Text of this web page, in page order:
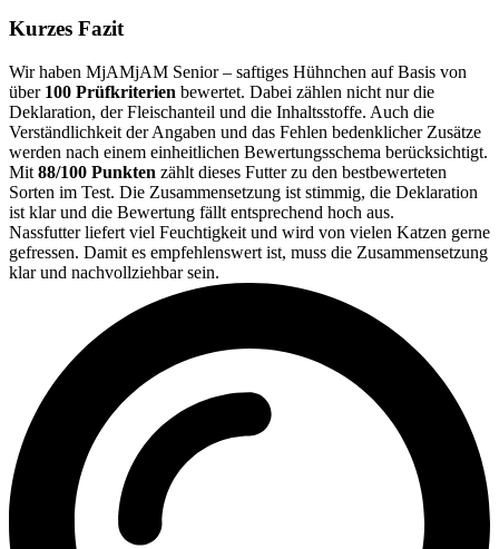
Kurzes Fazit
Wir haben MjAMjAM Senior – saftiges Hühnchen auf Basis von
über 100 Prüfkriterien bewertet. Dabei zählen nicht nur die
Deklaration, der Fleischanteil und die Inhaltsstoffe. Auch die
Verständlichkeit der Angaben und das Fehlen bedenklicher Zusätze
werden nach einem einheitlichen Bewertungsschema berücksichtigt.
Mit 88/100 Punkten zählt dieses Futter zu den bestbewerteten
Sorten im Test. Die Zusammensetzung ist stimmig, die Deklaration
ist klar und die Bewertung fällt entsprechend hoch aus.
Nassfutter liefert viel Feuchtigkeit und wird von vielen Katzen gerne
gefressen. Damit es empfehlenswert ist, muss die Zusammensetzung
klar und nachvollziehbar sein.